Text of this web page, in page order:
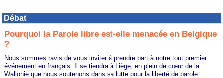
Débat
Pourquoi la Parole libre est-elle menacée en Belgique
?
Nous sommes ravis de vous inviter à prendre part à notre tout premier
événement en français. Il se tiendra à Liège, en plein de cœur de la
Wallonie que nous soutenons dans sa lutte pour la liberté de parole.